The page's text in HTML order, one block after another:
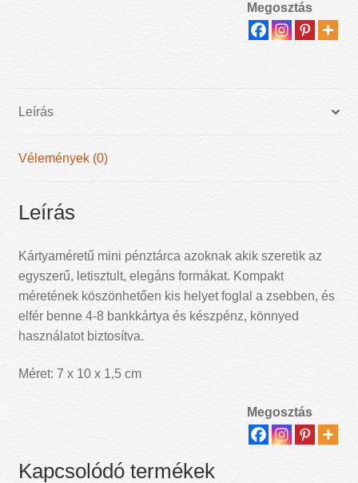
Megosztás
Leírás
Vélemények (0)
Leírás
Kártyaméretű mini pénztárca azoknak akik szeretik az
egyszerű, letisztult, elegáns formákat. Kompakt
méretének köszönhetően kis helyet foglal a zsebben, és
elfér benne 4-8 bankkártya és készpénz, könnyed
használatot biztosítva.
Méret: 7 x 10 x 1,5 cm
Megosztás
Kapcsolódó termékek